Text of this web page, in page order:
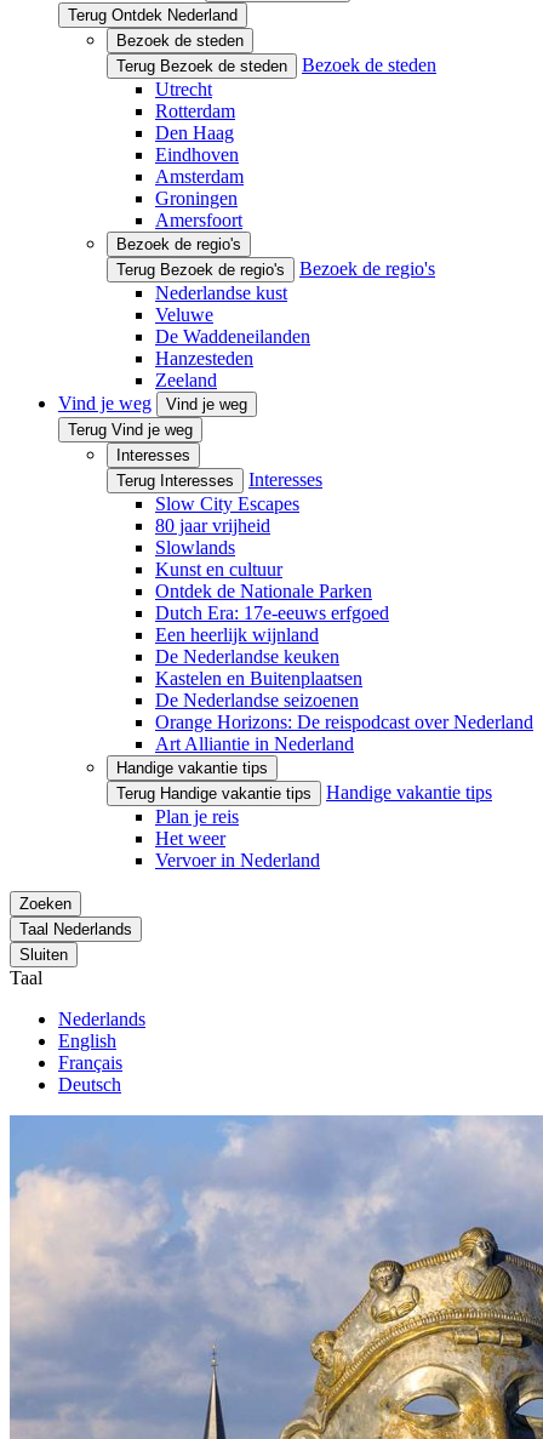
Terug Ontdek Nederland
Bezoek de steden
Terug Bezoek de steden
Bezoek de steden
Utrecht
Rotterdam
Den Haag
Eindhoven
Amsterdam
Groningen
Amersfoort
Bezoek de regio's
Terug Bezoek de regio's
Bezoek de regio's
Nederlandse kust
Veluwe
De Waddeneilanden
Hanzesteden
Zeeland
Vind je weg
Vind je weg
Terug Vind je weg
Interesses
Terug Interesses
Interesses
Slow City Escapes
80 jaar vrijheid
Slowlands
Kunst en cultuur
Ontdek de Nationale Parken
Dutch Era: 17e-eeuws erfgoed
Een heerlijk wijnland
De Nederlandse keuken
Kastelen en Buitenplaatsen
De Nederlandse seizoenen
Orange Horizons: De reis­podcast over Nederland
Art Alliantie in Nederland
Handige vakantie tips
Terug Handige vakantie tips
Handige vakantie tips
Plan je reis
Het weer
Vervoer in Nederland
Zoeken
Taal Nederlands
Sluiten
Taal
Nederlands
English
Français
Deutsch